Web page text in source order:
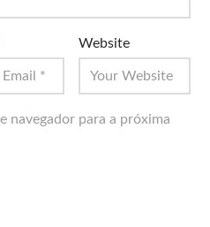
Website
navegador para a próxima